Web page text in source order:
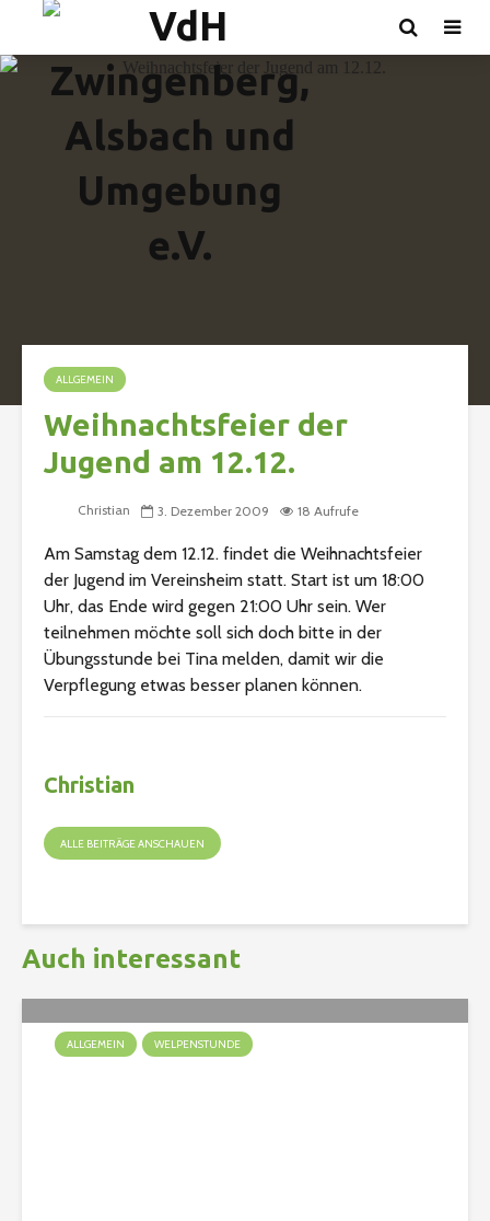
ALLGEMEIN
Weihnachtsfeier der
Jugend am 12.12.
Christian 3. Dezember 2009 18 Aufrufe
Am Samstag dem 12.12. findet die Weihnachtsfeier
der Jugend im Vereinsheim statt. Start ist um 18:00
Uhr, das Ende wird gegen 21:00 Uhr sein. Wer
teilnehmen möchte soll sich doch bitte in der
Übungsstunde bei Tina melden, damit wir die
Verpflegung etwas besser planen können.
Christian
ALLE BEITRÄGE ANSCHAUEN
Auch interessant
ALLGEMEIN WELPENSTUNDE